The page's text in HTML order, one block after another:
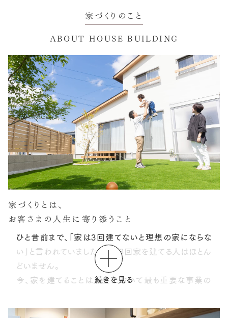
スタッフブログ
お客さまの声
お問い合わせ・資料請求
採用情報
家づくりのこと
ABOUT HOUSE BUILDING
続きを見る
家づくりとは、
お客さまの人生に寄り添うこと
ひと昔前まで、「家は3回建てないと理想の家にならな
い」と言われていました。今は3回家を建てる人はほとん
どいません。
今、家を建てることは人生において最も重要な事業の
だからこそ私たちは、一軒一軒丁寧にお客さまと同じ目